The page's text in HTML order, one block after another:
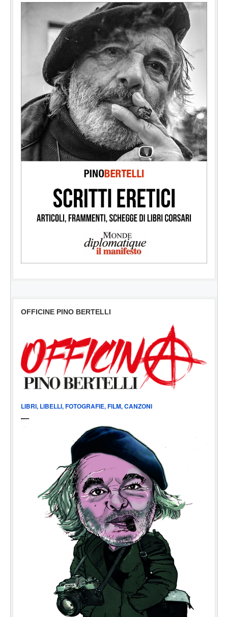
OFFICINE PINO BERTELLI
LIBRI, LIBELLI, FOTOGRAFIE, FILM, CANZONI